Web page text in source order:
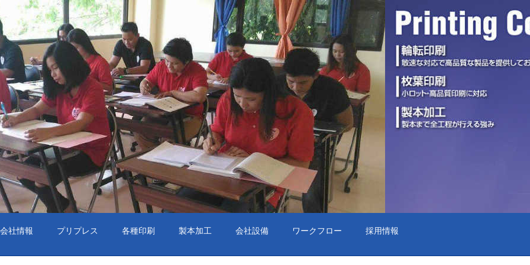
会社情報 プリプレス 各種印刷 製本加工 会社設備 ワークフロー 採用情報